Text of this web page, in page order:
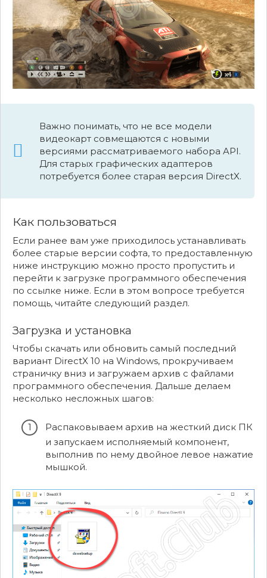
Важно понимать, что не все модели
видеокарт совмещаются с новыми
версиями рассматриваемого набора API.
Для старых графических адаптеров
потребуется более старая версия DirectX.
Как пользоваться
Если ранее вам уже приходилось устанавливать
более старые версии софта, то предоставленную
ниже инструкцию можно просто пропустить и
перейти к загрузке программного обеспечения
по ссылке ниже. Если в этом вопросе требуется
помощь, читайте следующий раздел.
Загрузка и установка
Чтобы скачать или обновить самый последний
вариант DirectX 10 на Windows, прокручиваем
страничку вниз и загружаем архив с файлами
программного обеспечения. Дальше делаем
несколько несложных шагов:
Распаковываем архив на жесткий диск ПК
и запускаем исполняемый компонент,
выполнив по нему двойное левое нажатие
мышкой.